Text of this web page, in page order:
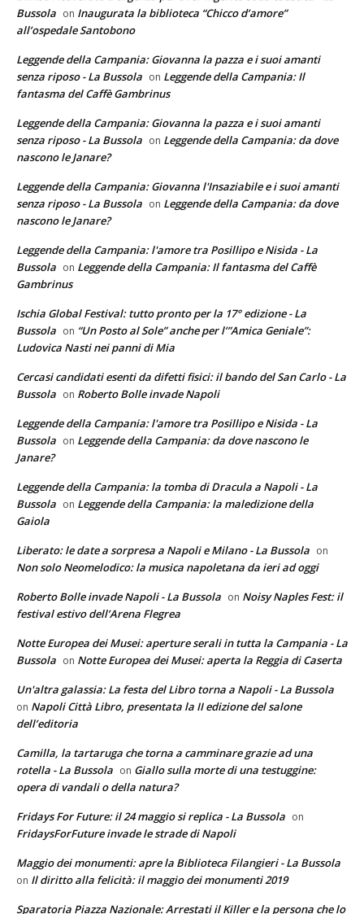
Bussola on Inaugurata la biblioteca “Chicco d’amore”
all’ospedale Santobono
Leggende della Campania: Giovanna la pazza e i suoi amanti
senza riposo - La Bussola on Leggende della Campania: Il
fantasma del Caffè Gambrinus
Leggende della Campania: Giovanna la pazza e i suoi amanti
senza riposo - La Bussola on Leggende della Campania: da dove
nascono le Janare?
Leggende della Campania: Giovanna l'Insaziabile e i suoi amanti
senza riposo - La Bussola on Leggende della Campania: da dove
nascono le Janare?
Leggende della Campania: l'amore tra Posillipo e Nisida - La
Bussola on Leggende della Campania: Il fantasma del Caffè
Gambrinus
Ischia Global Festival: tutto pronto per la 17° edizione - La
Bussola on “Un Posto al Sole” anche per l’”Amica Geniale”:
Ludovica Nasti nei panni di Mia
Cercasi candidati esenti da difetti fisici: il bando del San Carlo - La
Bussola on Roberto Bolle invade Napoli
Leggende della Campania: l'amore tra Posillipo e Nisida - La
Bussola on Leggende della Campania: da dove nascono le
Janare?
Leggende della Campania: la tomba di Dracula a Napoli - La
Bussola on Leggende della Campania: la maledizione della
Gaiola
Liberato: le date a sorpresa a Napoli e Milano - La Bussola on
Non solo Neomelodico: la musica napoletana da ieri ad oggi
Roberto Bolle invade Napoli - La Bussola on Noisy Naples Fest: il
festival estivo dell’Arena Flegrea
Notte Europea dei Musei: aperture serali in tutta la Campania - La
Bussola on Notte Europea dei Musei: aperta la Reggia di Caserta
Un'altra galassia: La festa del Libro torna a Napoli - La Bussola
on Napoli Città Libro, presentata la II edizione del salone
dell’editoria
Camilla, la tartaruga che torna a camminare grazie ad una
rotella - La Bussola on Giallo sulla morte di una testuggine:
opera di vandali o della natura?
Fridays For Future: il 24 maggio si replica - La Bussola on
FridaysForFuture invade le strade di Napoli
Maggio dei monumenti: apre la Biblioteca Filangieri - La Bussola
on Il diritto alla felicità: il maggio dei monumenti 2019
Sparatoria Piazza Nazionale: Arrestati il Killer e la persona che lo